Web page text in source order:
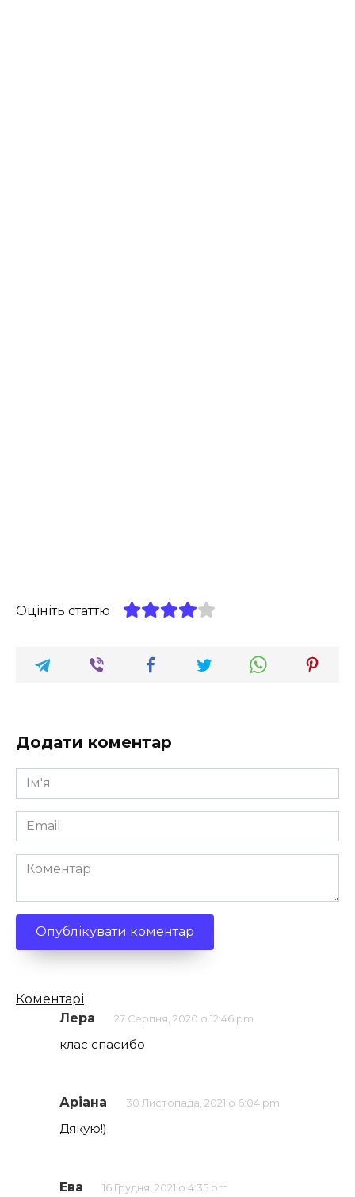
Оцініть статтю
Додати коментар
Ім'я
*
Email
*
Коментар
Кількість
коментарів
Коментарі
Лера
27 Серпня, 2020 о 12:46 pm
клас спасибо
Аріана 30 Листопада, 2021 о 6:04 pm
Дякую!)
Ева 16 Грудня, 2021 о 4:35 pm